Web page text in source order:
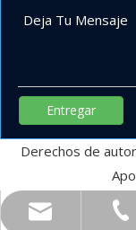
Entregar
Derechos de